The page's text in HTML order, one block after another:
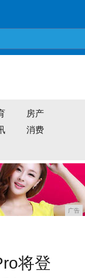
房产
消费
广告
将登